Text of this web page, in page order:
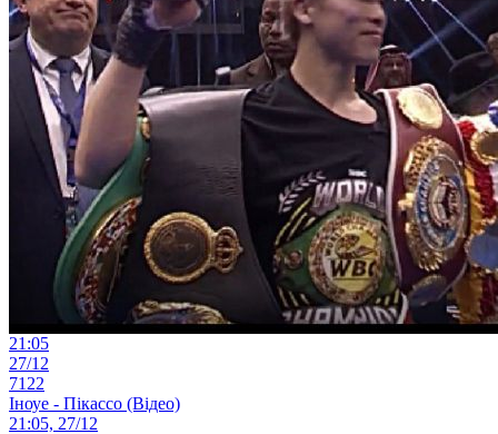
21:05
27/12
7122
Іноуе - Пікассо (Відео)
21:05, 27/12